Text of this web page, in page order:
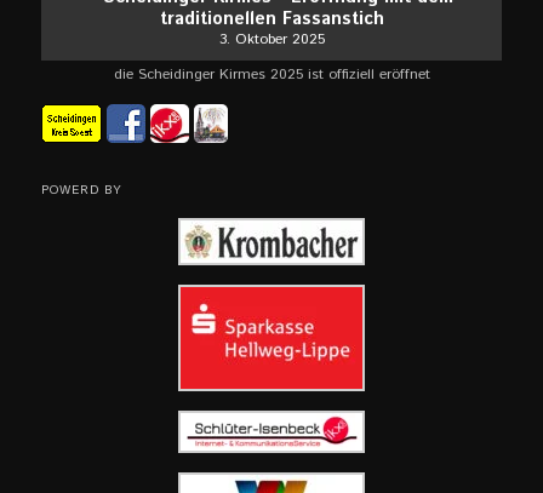
traditionellen Fassanstich
3. Oktober 2025
die Scheidinger Kirmes 2025 ist offiziell eröffnet
POWERD BY